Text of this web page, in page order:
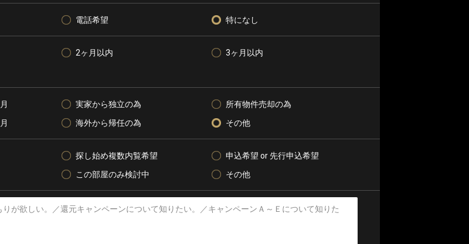
電話希望 特になし
2ヶ月以内
3ヶ月以内
実家から独立の為
所有物件売却の為
海外から帰任の為 その他
探し始め複数内覧希望
申込希望 or 先行申込希望
この部屋のみ検討中 その他